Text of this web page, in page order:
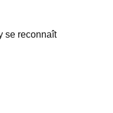
se reconnaît